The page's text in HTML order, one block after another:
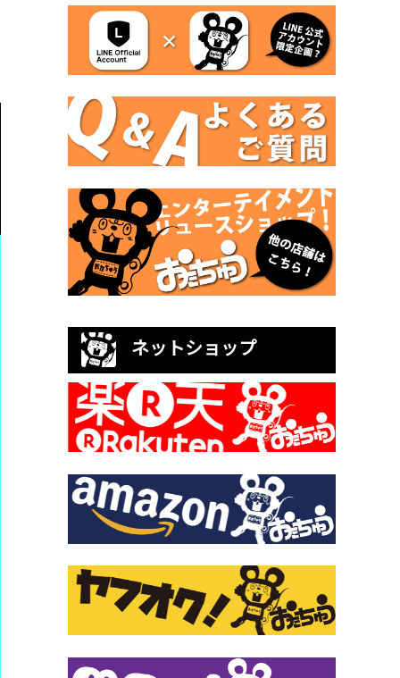
ネットショップ